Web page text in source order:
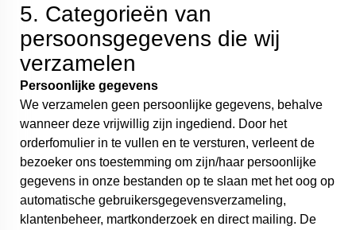
5. Categorieën van
persoonsgegevens die wij
verzamelen
Persoonlijke gegevens
We verzamelen geen persoonlijke gegevens, behalve
wanneer deze vrijwillig zijn ingediend. Door het
orderfomulier in te vullen en te versturen, verleent de
bezoeker ons toestemming om zijn/haar persoonlijke
gegevens in onze bestanden op te slaan met het oog op
automatische gebruikersgegevensverzameling,
klantenbeheer, martkonderzoek en direct mailing. De